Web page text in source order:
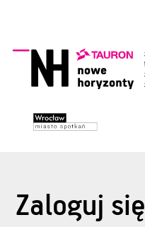
Zaloguj się